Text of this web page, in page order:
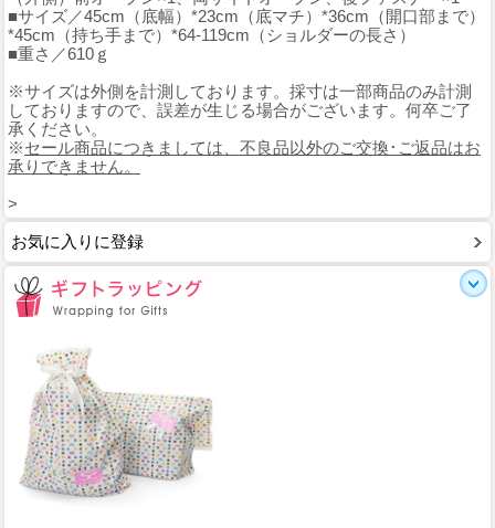
■サイズ／45cm（底幅）*23cm（底マチ）*36cm（開口部まで）
*45cm（持ち手まで）*64-119cm（ショルダーの長さ）
■重さ／610ｇ
※サイズは外側を計測しております。採寸は一部商品のみ計測
しておりますので、誤差が生じる場合がございます。何卒ご了
承ください。
※セール商品につきましては、不良品以外のご交換･ご返品はお
承りできません。
>
お気に入りに登録